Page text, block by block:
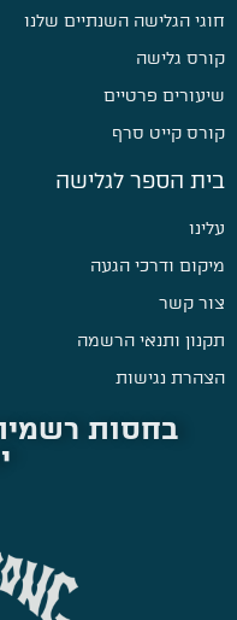
חוגי הגלישה השנתיים שלנו
קורס גלישה
שיעורים פרטיים
קורס קייט סרף
בית הספר לגלישה
עלינו
מיקום ודרכי הגעה
צור קשר
תקנון ותנאי הרשמה
הצהרת נגישות
בחסות